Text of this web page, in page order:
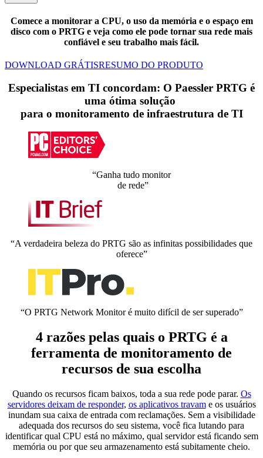
Comece a monitorar a CPU, o uso da memória e o espaço em
disco com o PRTG e veja como ele pode tornar sua rede mais
confiável e seu trabalho mais fácil.
DOWNLOAD GRÁTISRESUMO DO PRODUTO
Especialistas em TI concordam: O Paessler PRTG é
uma ótima solução
para o monitoramento de infraestrutura de TI
“Ganha tudo monitor
de rede”
“A verdadeira beleza do PRTG são as infinitas possibilidades que
oferece”
“O PRTG Network Monitor é muito difícil de ser superado”
4 razões pelas quais o PRTG é a
ferramenta de monitoramento de
recursos de sua escolha
Quando os recursos ficam baixos, toda a sua rede pode parar. Os
servidores deixam de responder, os aplicativos travame os usuários
inundam sua caixa de entrada com reclamações. Sem a visibilidade
adequada dos recursos do seu sistema, você fica lutando para
identificar qual CPU está no máximo, qual servidor está ficando sem
memória ou por que seu armazenamento está subitamente cheio.